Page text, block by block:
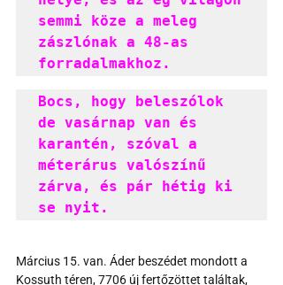
semmi köze a meleg
zászlónak a 48-as
forradalmakhoz.
Bocs, hogy beleszólok
de vasárnap van és
karantén, szóval a
méterárus valószínű
zárva, és pár hétig ki
se nyit.
Március 15. van. Áder beszédet mondott a
Kossuth téren, 7706 új fertőzöttet találtak,